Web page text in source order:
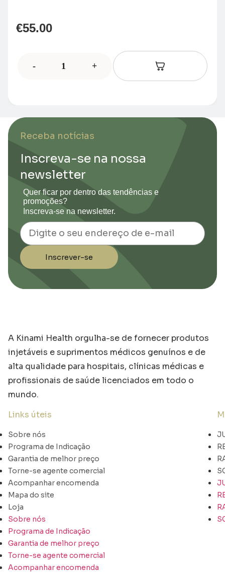
€55.00
- +
Receba notícias
Inscreva-se na nossa
newsletter
Quer ficar por dentro das tendências e
promoções?
Inscreva-se na newsletter.
Email
Inscrever-se
A Kinami Health orgulha-se de fornecer produtos
injetáveis e suprimentos médicos genuínos e de
alta qualidade para hospitais, clínicas médicas e
profissionais de saúde licenciados em todo o
mundo.
Links úteis
Sobre nós
Programa de Indicação
Garantia de melhor preço
Torne-se agente comercial
Acompanhar encomenda
Mapa do site
Loja
Sobre nós
Programa de Indicação
Garantia de melhor preço
Torne-se agente comercial
Acompanhar encomenda